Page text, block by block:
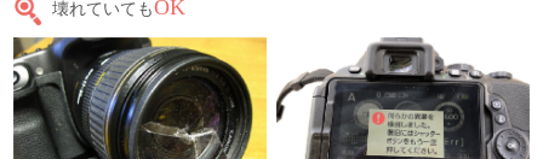
壊れていてもOK